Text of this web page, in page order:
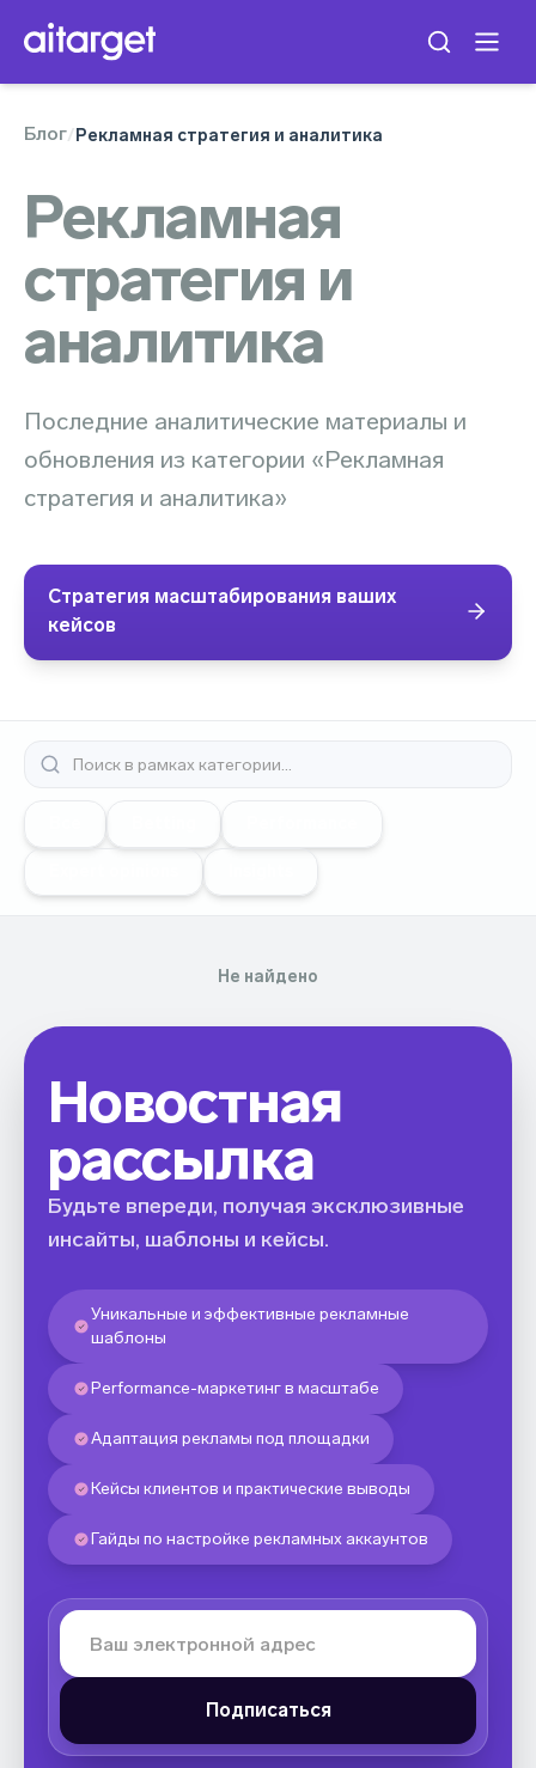
Блог/Рекламная стратегия и аналитика
Рекламная
стратегия и
аналитика
Последние аналитические материалы и
обновления из категории «Рекламная
стратегия и аналитика»
Стратегия масштабирования ваших
кейсов
Не найдено
Новостная
рассылка
Будьте впереди, получая эксклюзивные
инсайты, шаблоны и кейсы.
Уникальные и эффективные рекламные
шаблоны
Performance-маркетинг в масштабе
Адаптация рекламы под площадки
Кейсы клиентов и практические выводы
Гайды по настройке рекламных аккаунтов